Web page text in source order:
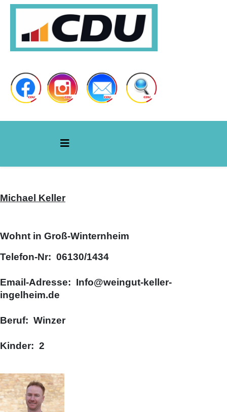
Michael Keller
Wohnt in Groß-Winternheim
Telefon-Nr: 06130/1434
Email-Adresse: Info@weingut-keller-
ingelheim.de
Beruf: Winzer
Kinder: 2